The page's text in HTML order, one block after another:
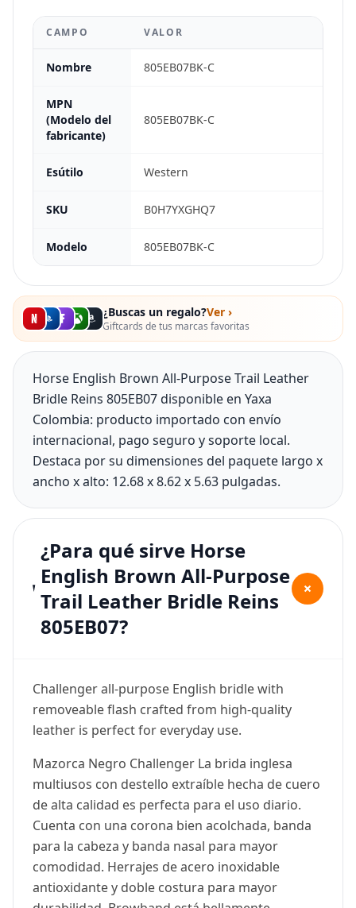
CAMPO VALOR
Nombre 805EB07BK-C
MPN
(Modelo del
fabricante)
805EB07BK-C
Esútilo Western
SKU B0H7YXGHQ7
Modelo 805EB07BK-C
¿Buscas un regalo?Ver ›
Giftcards de tus marcas favoritas
Horse English Brown All-Purpose Trail Leather
Bridle Reins 805EB07 disponible en Yaxa
Colombia: producto importado con envío
internacional, pago seguro y soporte local.
Destaca por su dimensiones del paquete largo x
ancho x alto: 12.68 x 8.62 x 5.63 pulgadas.
¿Para qué sirve Horse
English Brown All-Purpose
Trail Leather Bridle Reins
805EB07?
+
Challenger all-purpose English bridle with
removeable flash crafted from high-quality
leather is perfect for everyday use.
Mazorca Negro Challenger La brida inglesa
multiusos con destello extraíble hecha de cuero
de alta calidad es perfecta para el uso diario.
Cuenta con una corona bien acolchada, banda
para la cabeza y banda nasal para mayor
comodidad. Herrajes de acero inoxidable
antioxidante y doble costura para mayor